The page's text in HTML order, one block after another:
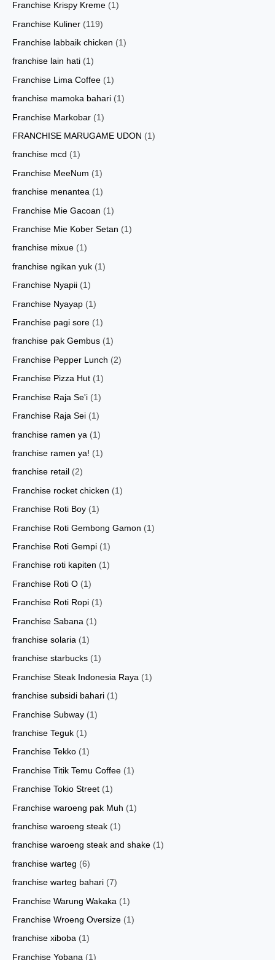
Franchise Krispy Kreme (1)
Franchise Kuliner (119)
Franchise labbaik chicken (1)
franchise lain hati (1)
Franchise Lima Coffee (1)
franchise mamoka bahari (1)
Franchise Markobar (1)
FRANCHISE MARUGAME UDON (1)
franchise mcd (1)
Franchise MeeNum (1)
franchise menantea (1)
Franchise Mie Gacoan (1)
Franchise Mie Kober Setan (1)
franchise mixue (1)
franchise ngikan yuk (1)
Franchise Nyapii (1)
Franchise Nyayap (1)
Franchise pagi sore (1)
franchise pak Gembus (1)
Franchise Pepper Lunch (2)
Franchise Pizza Hut (1)
Franchise Raja Se'i (1)
Franchise Raja Sei (1)
franchise ramen ya (1)
franchise ramen ya! (1)
franchise retail (2)
Franchise rocket chicken (1)
Franchise Roti Boy (1)
Franchise Roti Gembong Gamon (1)
Franchise Roti Gempi (1)
Franchise roti kapiten (1)
Franchise Roti O (1)
Franchise Roti Ropi (1)
Franchise Sabana (1)
franchise solaria (1)
franchise starbucks (1)
Franchise Steak Indonesia Raya (1)
franchise subsidi bahari (1)
Franchise Subway (1)
franchise Teguk (1)
Franchise Tekko (1)
Franchise Titik Temu Coffee (1)
Franchise Tokio Street (1)
Franchise waroeng pak Muh (1)
franchise waroeng steak (1)
franchise waroeng steak and shake (1)
franchise warteg (6)
franchise warteg bahari (7)
Franchise Warung Wakaka (1)
Franchise Wroeng Oversize (1)
franchise xiboba (1)
Franchise Yobana (1)